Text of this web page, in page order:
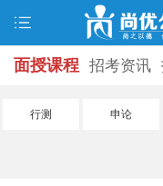
面授课程 招考资讯
打准考证 成绩查
考
行测 申论